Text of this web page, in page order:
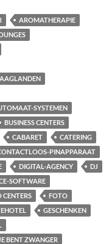
AROMATHERAPIE
SYSTEMEN
BUSINESS CENTERS
CABARET
CATERING
PINAPPARAAT
DIGITAL-AGENCY
DJ
SOFTWARE
CENTERS
FOTO
GESCHENKEN
JE BENT ZWANGER